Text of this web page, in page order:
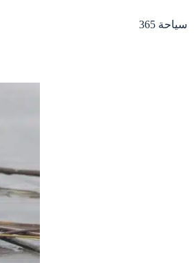
المحتوى
سياحة 365